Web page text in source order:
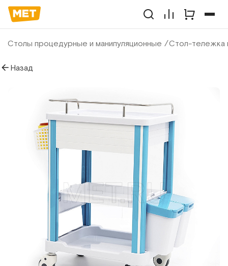
Столы процедурные и манипуляционные Стол-тележка
Назад